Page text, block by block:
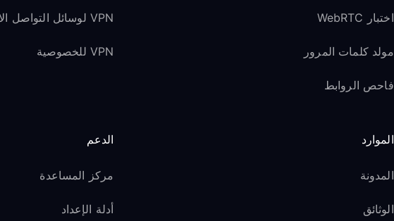
اختبار WebRTC
مولد كلمات المرور
فاحص الروابط
VPN لوسائل التواصل الاجتماعي
VPN للخصوصية
الموارد
المدونة
الوثائق
الدعم
مركز المساعدة
أدلة الإعداد